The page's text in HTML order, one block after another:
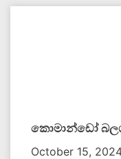
කොමාන්ඩෝ
October 15,